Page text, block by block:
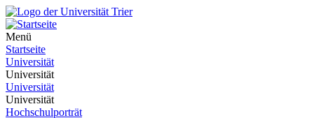
Menü
Startseite
Universität
Universität
Universität
Universität
Hochschulporträt